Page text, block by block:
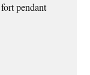
pendant